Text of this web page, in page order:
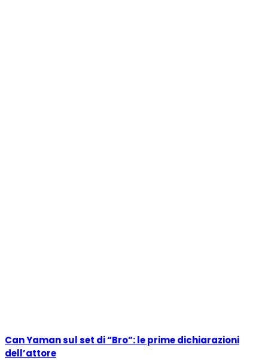
Can Yaman sul set di “Bro”: le prime dichiarazioni
dell’attore